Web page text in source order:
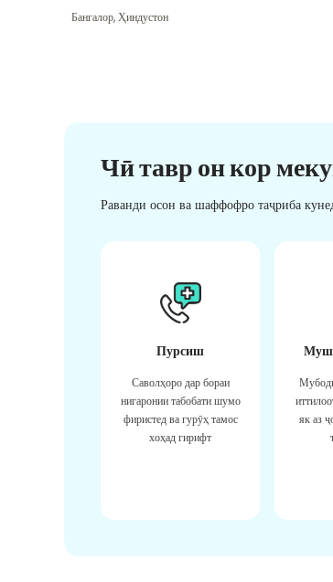
Бангалор,Ҳиндустон
Чӣ тавр он кор
Раванди осон ва шаффофро таҷриба
Пурсиш
Саволҳоро дар бораи
нигаронии табобати шумо
фиристед ва гурӯҳ тамос
хоҳад гирифт
як аз